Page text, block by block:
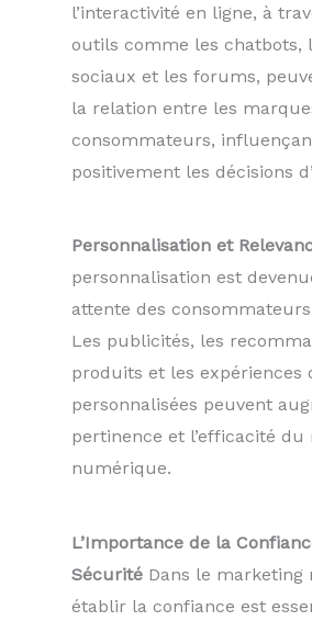
l’interactivité en ligne, à
outils comme les chatbots,
sociaux et les forums,
la relation entre les
consommateurs,
positivement les décisions
Personnalisation et
personnalisation est
attente des
Les publicités, les
produits et les expériences
personnalisées peuvent
pertinence et l’efficacité
numérique.
L’Importance de la
Sécurité Dans le marketing
établir la confiance est